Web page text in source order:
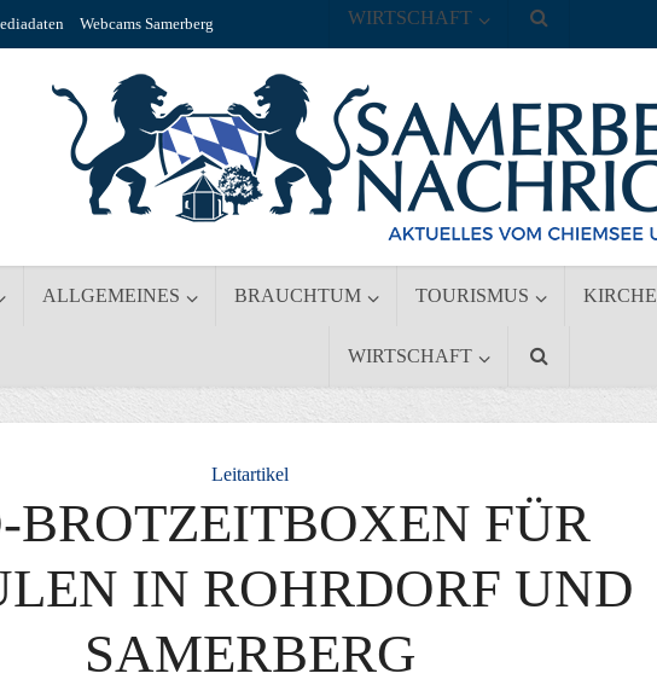
Webcams Samerberg
ALLGEMEINES BRAUCHTUM TOURISMUS KIRCHE
WIRTSCHAFT
WIRTSCHAFT
Leitartikel
BROTZEITBOXEN FÜR
IN ROHRDORF UND
SAMERBERG